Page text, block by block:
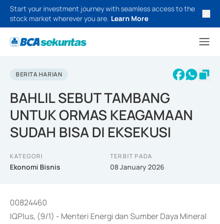
Start your investment journey with seamless access to the
stock market wherever you are. Learn More
BERITA HARIAN
BAHLIL SEBUT TAMBANG
UNTUK ORMAS KEAGAMAAN
SUDAH BISA DI EKSEKUSI
KATEGORI
Ekonomi Bisnis
TERBIT PADA
08 January 2026
00824460
IQPlus, (9/1) - Menteri Energi dan Sumber Daya Mineral